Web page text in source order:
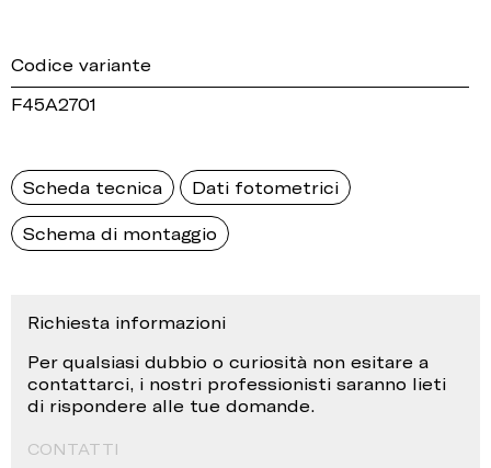
Codice variante
F45A2701
Scheda tecnica Dati fotometrici
Schema di montaggio
Richiesta informazioni
Per qualsiasi dubbio o curiosità non esitare a
contattarci, i nostri professionisti saranno lieti
di rispondere alle tue domande.
CONTATTI